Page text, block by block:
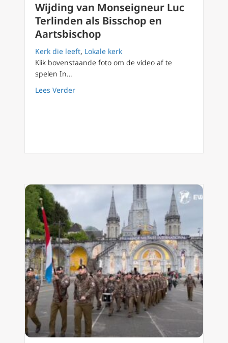
Wijding van Monseigneur Luc
Terlinden als Bisschop en
Aartsbischop
Kerk die leeft, Lokale kerk
Klik bovenstaande foto om de video af te
spelen In…
Lees Verderabout Wijding van Monseigneur Luc